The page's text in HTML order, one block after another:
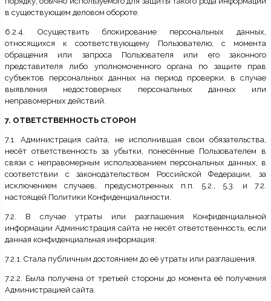
в существующем деловом обороте.
6.2.4. Осуществить блокирование персональных данных,
относящихся к соответствующему Пользователю, с момента
обращения или запроса Пользователя или его законного
представителя либо уполномоченного органа по защите прав
субъектов персональных данных на период проверки, в случае
выявления недостоверных персональных данных или
неправомерных действий.
7. ОТВЕТСТВЕННОСТЬ СТОРОН
7.1. Администрация сайта, не исполнившая свои обязательства,
несёт ответственность за убытки, понесённые Пользователем в
связи с неправомерным использованием персональных данных, в
соответствии с законодательством Российской Федерации, за
исключением случаев, предусмотренных п.п. 5.2., 5.3. и 7.2.
настоящей Политики Конфиденциальности.
7.2. В случае утраты или разглашения Конфиденциальной
информации Администрация сайта не несёт ответственность, если
данная конфиденциальная информация:
7.2.1. Стала публичным достоянием до её утраты или разглашения.
7.2.2. Была получена от третьей стороны до момента её получения
Администрацией сайта.